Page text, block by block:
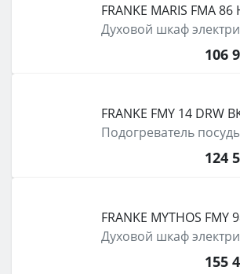
FRANKE MARIS FMA 86
Духовой шкаф
106
FRANKE FMY 14 DRW
Подогреватель
124
FRANKE MYTHOS FMY
Духовой шкаф
155